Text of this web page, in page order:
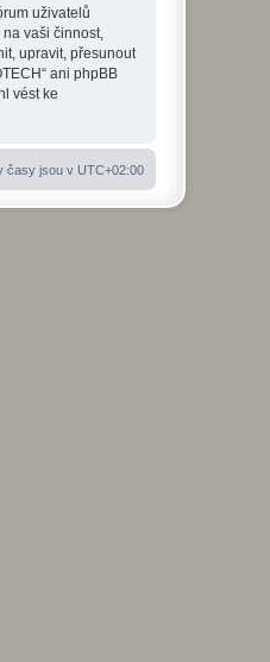
uživatelů
vaši činnost,
upravit, přesunout
ani phpBB
vést ke
časy jsou v UTC+02:00